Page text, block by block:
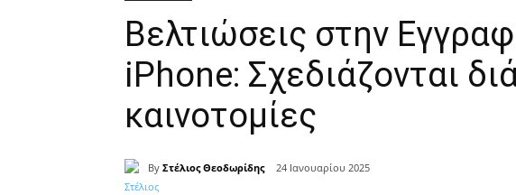
Βελτιώσεις στην
iPhone: Σχεδιάζονται
καινοτομίες
By Στέλιος Θεοδωρίδης 24 Ιανουαρίου 2025